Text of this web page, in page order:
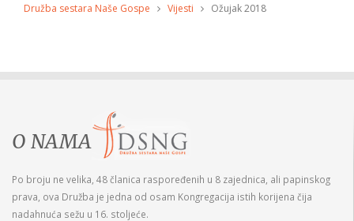
Družba sestara Naše Gospe Vijesti Ožujak 2018
O NAMA
Po broju ne velika, 48 članica raspoređenih u 8 zajednica, ali papinskog
prava, ova Družba je jedna od osam Kongregacija istih korijena čija
nadahnuća sežu u 16. stoljeće.